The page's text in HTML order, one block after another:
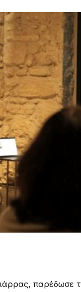
παρέδωσε